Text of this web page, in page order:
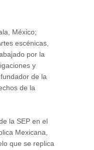
México;
escénicas,
por la
y
de la
de la
la SEP en el
Mexicana,
que se replica